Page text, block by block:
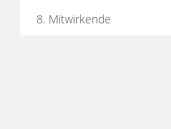
8. Mitwirkende